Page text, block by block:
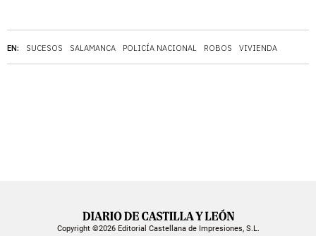
EN: SUCESOS SALAMANCA POLICÍA NACIONAL ROBOS VIVIENDA
Copyright ©2026 Editorial Castellana de Impresiones, S.L.